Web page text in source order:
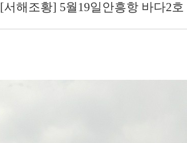
[서해조황] 5월19일안흥항 바다2